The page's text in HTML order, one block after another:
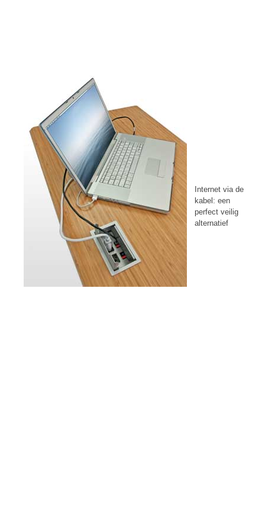
Internet via de
kabel: een
perfect veilig
alternatief